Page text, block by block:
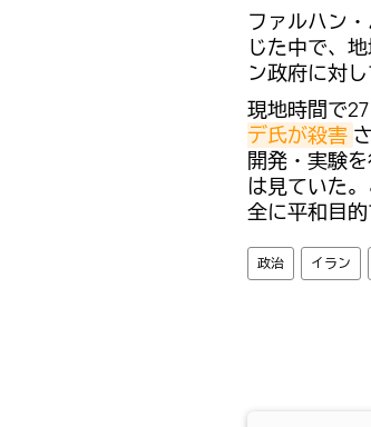
ファルハン
じた中で、
ン政府に対
現地時間で
デ氏が殺害
開発・実験
は見ていた
全に平和目
政治 イラン